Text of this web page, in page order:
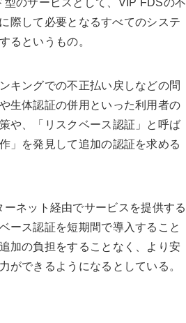
のサービスとして、VIP FDSの不
際して必要となるすべてのシステ
るというもの。
キングでの不正払い戻しなどの問
生体認証の併用といった利用者の
や、「リスクベース認証」と呼ば
」を発見して追加の認証を求める
ネット経由でサービスを提供する
ース認証を短期間で導入すること
加の負担をすることなく、より安
ができるようになるとしている。